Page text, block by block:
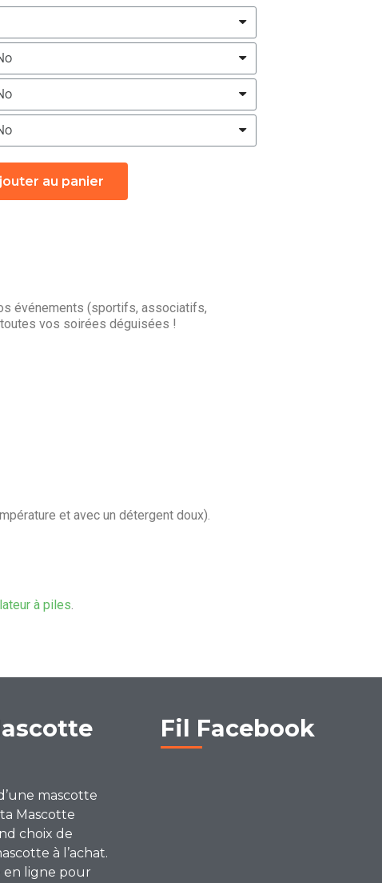
au panier
événements (sportifs, associatifs,
vos soirées déguisées !
et avec un détergent doux).
à piles.
mascotte
Mascotte
choix de
à l’achat.
en ligne pour
Fil Facebook